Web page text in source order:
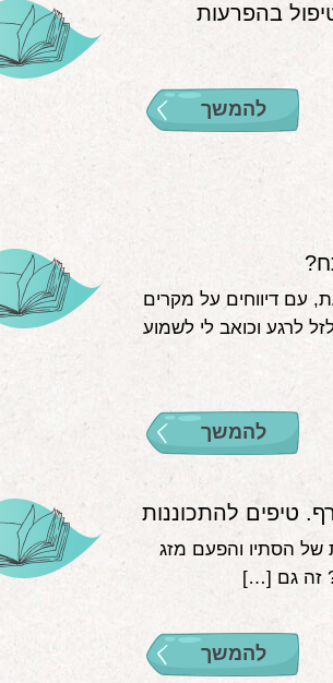
בהפרעות
להמשך
עם דיווחים על מקרים
לרגע וכואב לי לשמוע
להמשך
טיפים להתכוננות
של הסתיו והפעם מזג
? זה גם […]
להמשך